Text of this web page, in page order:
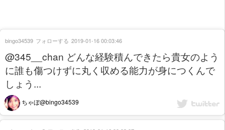
@345__chan どんな経験積んできたら貴女のよう
に誰も傷つけずに丸く収める能力が身につくんで
しょう...
ちゃぼ@bingo34539
bingo34539 フォローする 2019-01-16 00:03:46